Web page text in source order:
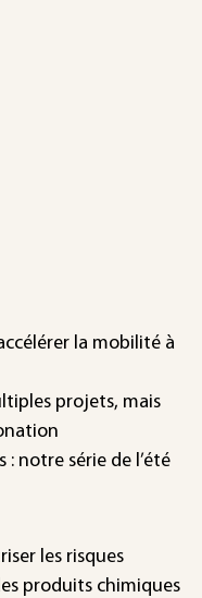
la mobilité à
projets, mais
: notre série de l’été
les risques
produits chimiques